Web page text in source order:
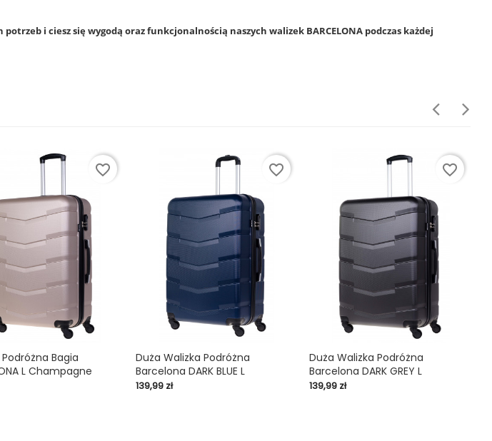
i ciesz się wygodą orazfunkcjonalnością naszych walizek BARCELONA podczas każdej
Bagia
L Champagne
favorite_border
Duża Walizka Podróżna
Barcelona DARK BLUE L
Cena
139,99 zł
shopping_cart
favorite_border
Duża Walizka Podróżna
Barcelona DARK GREY L
Cena
139,99 zł
shopping_cart
favorite_border